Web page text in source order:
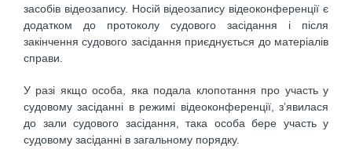
засобів відеозапису. Носій відеозапису відеоконференції є
додатком до протоколу судового засідання і після
закінчення судового засідання приєднується до матеріалів
справи.
У разі якщо особа, яка подала клопотання про участь у
судовому засіданні в режимі відеоконференції, з’явилася
до зали судового засідання, така особа бере участь у
судовому засіданні в загальному порядку.